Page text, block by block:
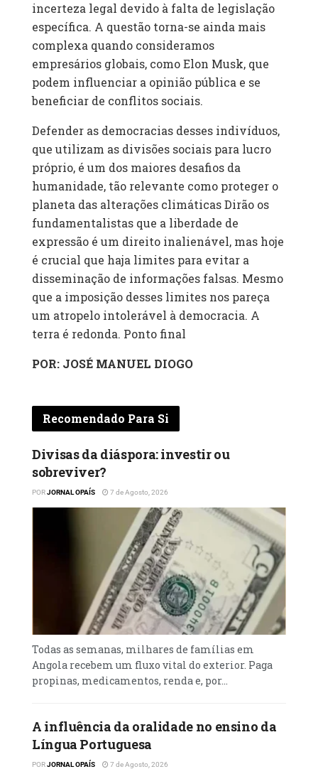
incerteza legal devido à falta de legislação
específica. A questão torna-se ainda mais
complexa quando consideramos
empresários globais, como Elon Musk, que
podem influenciar a opinião pública e se
beneficiar de conflitos sociais.
Defender as democracias desses indivíduos,
que utilizam as divisões sociais para lucro
próprio, é um dos maiores desafios da
humanidade, tão relevante como proteger o
planeta das alterações climáticas Dirão os
fundamentalistas que a liberdade de
expressão é um direito inalienável, mas hoje
é crucial que haja limites para evitar a
disseminação de informações falsas. Mesmo
que a imposição desses limites nos pareça
um atropelo intolerável à democracia. A
terra é redonda. Ponto final
POR: JOSÉ MANUEL DIOGO
Recomendado Para Si
Divisas da diáspora: investir ou
sobreviver?
PORJORNAL OPAÍS 7 de Agosto, 2026
Todas as semanas, milhares de famílias em
Angola recebem um fluxo vital do exterior. Paga
propinas, medicamentos, renda e, por...
A influência da oralidade no ensino da
Língua Portuguesa
PORJORNAL OPAÍS 7 de Agosto, 2026